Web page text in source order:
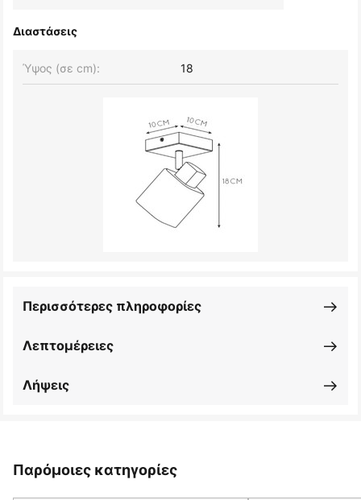
Διαστάσεις
Ύψος (σε cm): 18
Λεπτομέρειες
Περισσότερες πληροφορίες
Λήψεις
Παρόμοιες κατηγορίες